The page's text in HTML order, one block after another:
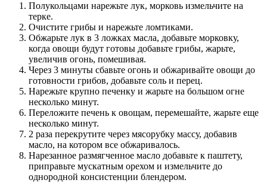
Полукольцами нарежьте лук, морковь измельчите на
терке.
Очистите грибы и нарежьте ломтиками.
Обжарьте лук в 3 ложках масла, добавьте морковку,
когда овощи будут готовы добавьте грибы, жарьте,
увеличив огонь, помешивая.
Через 3 минуты сбавьте огонь и обжаривайте овощи до
готовности грибов, добавьте соль и перец.
Нарежьте крупно печенку и жарьте на большом огне
несколько минут.
Переложите печень к овощам, перемешайте, жарьте еще
несколько минут.
2 раза перекрутите через мясорубку массу, добавив
масло, на котором все обжаривалось.
Нарезанное размягченное масло добавьте к паштету,
приправьте мускатным орехом и измельчите до
однородной консистенции блендером.